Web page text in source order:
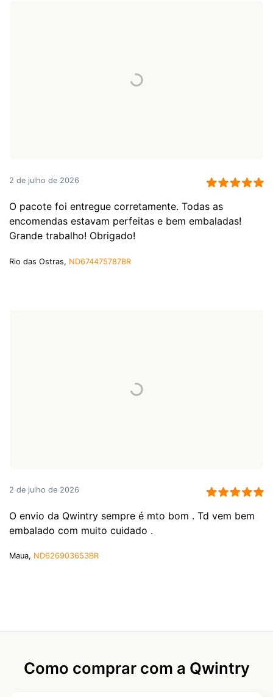
2 de julho de 2026
O pacote foi entregue corretamente. Todas as
encomendas estavam perfeitas e bem embaladas!
Grande trabalho! Obrigado!
Rio das Ostras, ND674475787BR
2 de julho de 2026
O envio da Qwintry sempre é mto bom . Td vem bem
embalado com muito cuidado .
Maua, ND626903653BR
Como comprar com a Qwintry